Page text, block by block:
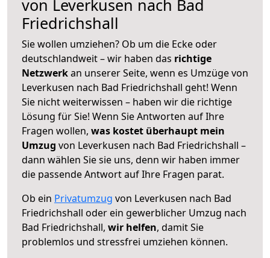
von Leverkusen nach Bad
Friedrichshall
Sie wollen umziehen? Ob um die Ecke oder
deutschlandweit – wir haben das richtige
Netzwerkan unserer Seite, wenn es Umzüge von
Leverkusen nach Bad Friedrichshall geht! Wenn
Sie nicht weiterwissen – haben wir die richtige
Lösung für Sie! Wenn Sie Antworten auf Ihre
Fragen wollen, was kostet überhaupt mein
Umzug von Leverkusen nach Bad Friedrichshall –
dann wählen Sie sie uns, denn wir haben immer
die passende Antwort auf Ihre Fragen parat.
Ob ein Privatumzug von Leverkusen nach Bad
Friedrichshall oder ein gewerblicher Umzug nach
Bad Friedrichshall, wir helfen, damit Sie
problemlos und stressfrei umziehen können.